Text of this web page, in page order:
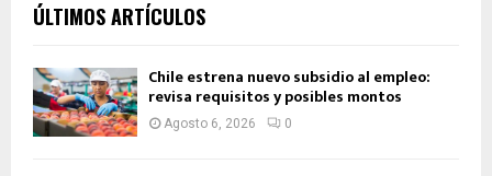
ÚLTIMOS ARTÍCULOS
Chile estrena nuevo subsidio al empleo:
revisa requisitos y posibles montos
Agosto 6, 2026 0